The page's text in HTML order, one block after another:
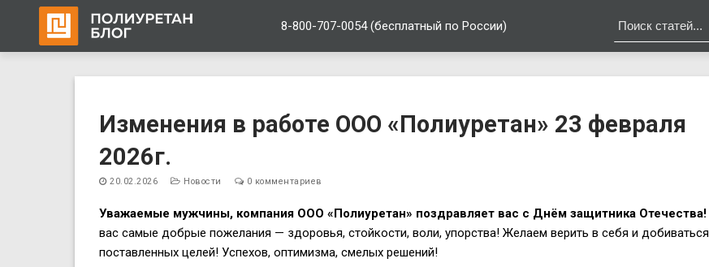
8-800-707-0054 (бесплатный по России)
содержимому
Изменения в работе ООО «Полиуретан» 23 февраля
2026г.
20.02.2026 Новости 0 комментариев
Уважаемые мужчины, компания ООО «Полиуретан» поздравляет вас с Днём защитника Отечества!
вас самые добрые пожелания — здоровья, стойкости, воли, упорства! Желаем верить в себя и добиваться
поставленных целей! Успехов, оптимизма, смелых решений!